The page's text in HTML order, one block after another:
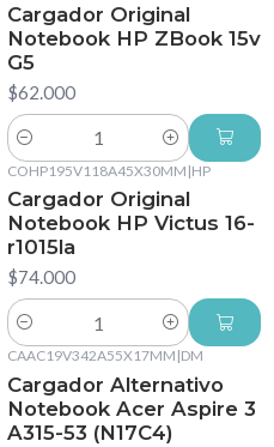
Cargador Original
Notebook HP ZBook 15v
G5
$62.000
Cantidad
COHP195V118A45X30MM |HP
Cargador Original
Notebook HP Victus 16-
r1015la
$74.000
Cantidad
CAAC19V342A55X17MM |DM
Cargador Alternativo
Notebook Acer Aspire 3
A315-53 (N17C4)